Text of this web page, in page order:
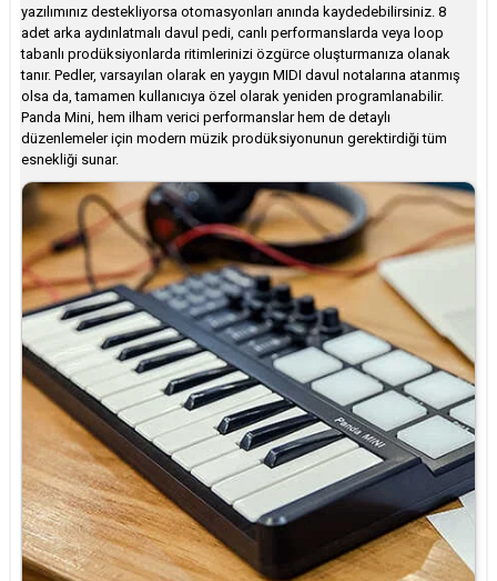
yazılımınız destekliyorsa otomasyonları anında kaydedebilirsiniz. 8
adet arka aydınlatmalı davul pedi, canlı performanslarda veya loop
tabanlı prodüksiyonlarda ritimlerinizi özgürce oluşturmanıza olanak
tanır. Pedler, varsayılan olarak en yaygın MIDI davul notalarına atanmış
olsa da, tamamen kullanıcıya özel olarak yeniden programlanabilir.
Panda Mini, hem ilham verici performanslar hem de detaylı
düzenlemeler için modern müzik prodüksiyonunun gerektirdiği tüm
esnekliği sunar.